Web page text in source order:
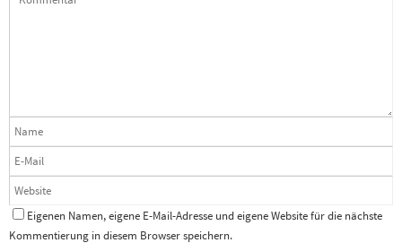
Eigenen Namen, eigene E-Mail-Adresse und eigene Website für die nächste
Kommentierung in diesem Browser speichern.